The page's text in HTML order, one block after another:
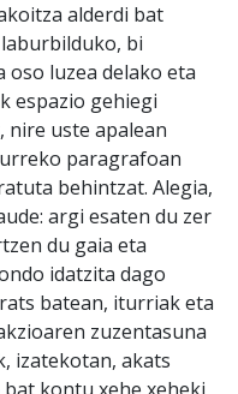
alderdi bat
bi
luzea delako eta
espazio gehiegi
nire uste apalean
paragrafoan
behintzat. Alegia,
argi esaten du zer
du gaia eta
idatzita dago
batean, iturriak eta
zuzentasuna
izatekotan, akats